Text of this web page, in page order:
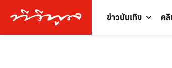
ข่าวบันเทิง ค